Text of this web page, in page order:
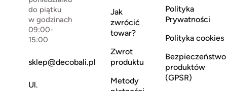
do piątku
w godzinach
09:00-
15:00
sklep@decobali.pl
Ul.
Jak
zwrócić
towar?
Zwrot
produktu
Metody
Polityka
Prywatności
Polityka cookies
Bezpieczeństwo
produktów
(GPSR)